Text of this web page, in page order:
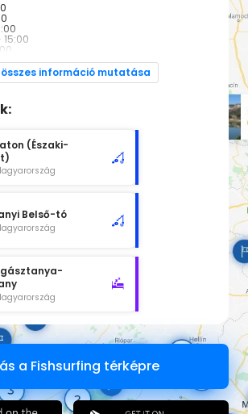
15:00
összes információ mutatása
(Északi-
Belső-tó
a Fishsurfing térképre